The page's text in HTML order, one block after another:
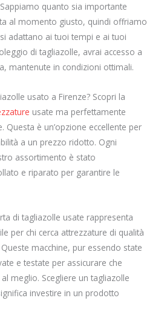
quanto sia importante
al momento giusto, quindi offriamo
adattano ai tuoi tempi e ai tuoi
di tagliazolle, avrai accesso a
mantenute in condizioni ottimali.
usato a Firenze? Scopri la
usate ma perfettamente
Questa è un’opzione eccellente per
a un prezzo ridotto. Ogni
assortimento è stato
e riparato per garantire le
di tagliazolle usate rappresenta
per chi cerca attrezzature di qualità
macchine, pur essendo state
e testate per assicurare che
meglio. Scegliere un tagliazolle
investire in un prodotto